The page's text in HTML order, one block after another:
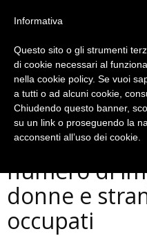
Economia
Terni, rimane
numero di
donne e
occupati
Informativa
Questo sito o gli strumenti
di cookie necessari al
nella cookie policy. Se vuoi
a tutti o ad alcuni cookie,
Chiudendo questo banner,
su un link o proseguendo la
acconsenti all’uso dei cookie.